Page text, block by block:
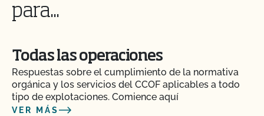
para...
Todas las operaciones
Respuestas sobre el cumplimiento de la normativa
orgánica y los servicios del CCOF aplicables a todo
tipo de explotaciones. Comience aquí
VER MÁS